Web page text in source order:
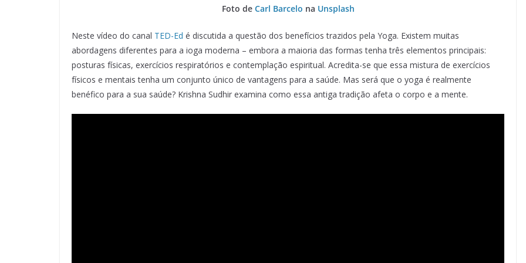
Foto de Carl Barcelo na Unsplash
Neste vídeo do canal TED-Ed é discutida a questão dos benefícios trazidos pela Yoga. Existem muitas
abordagens diferentes para a ioga moderna – embora a maioria das formas tenha três elementos principais:
posturas físicas, exercícios respiratórios e contemplação espiritual. Acredita-se que essa mistura de exercícios
físicos e mentais tenha um conjunto único de vantagens para a saúde. Mas será que o yoga é realmente
benéfico para a sua saúde? Krishna Sudhir examina como essa antiga tradição afeta o corpo e a mente.